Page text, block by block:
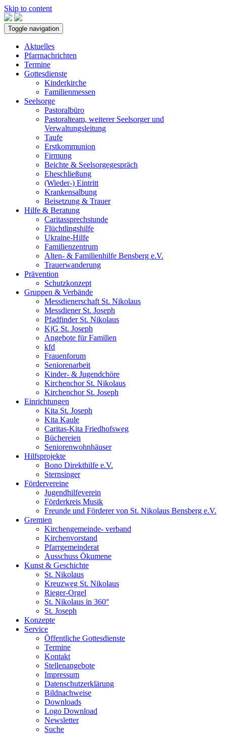
Skip to content
Toggle navigation
Aktuelles
Pfarrnachrichten
Termine
Gottesdienste
Kinderkirche
Familienmessen
Seelsorge
Pastoralbüro
Pastoralteam, weiterer Seelsorger und
Verwaltungsleitung
Taufe
Erstkommunion
Firmung
Beichte & Seelsorgegespräch
Eheschließung
(Wieder-) Eintritt
Krankensalbung
Beisetzung & Trauer
Hilfe & Beratung
Caritassprechstunde
Flüchtlingshilfe
Ukraine-Hilfe
Familienzentrum
Alten- & Familienhilfe Bensberg e.V.
Trauerwanderung
Prävention
Schutzkonzept
Gruppen & Verbände
Messdienerschaft St. Nikolaus
Messdiener St. Joseph
Pfadfinder St. Nikolaus
KjG St. Joseph
Angebote für Familien
kfd
Frauenforum
Seniorenarbeit
Kinder- & Jugendchöre
Kirchenchor St. Nikolaus
Kirchenchor St. Joseph
Einrichtungen
Kita St. Joseph
Kita Kaule
Caritas-Kita Friedhofsweg
Büchereien
Seniorenwohnhäuser
Hilfsprojekte
Bono Direkthilfe e.V.
Sternsinger
Fördervereine
Jugendhilfeverein
Förderkreis Musik
Freunde und Förderer von St. Nikolaus Bensberg e.V.
Gremien
Kirchengemeinde- verband
Kirchenvorstand
Pfarrgemeinderat
Ausschuss Ökumene
Kunst & Geschichte
St. Nikolaus
Kreuzweg St. Nikolaus
Rieger-Orgel
St. Nikolaus in 360°
St. Joseph
Konzepte
Service
Öffentliche Gottesdienste
Termine
Kontakt
Stellenangebote
Impressum
Datenschutzerklärung
Bildnachweise
Downloads
Logo Download
Newsletter
Suche